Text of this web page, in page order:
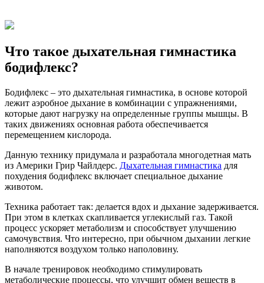
Что такое дыхательная гимнастика
бодифлекс?
Бодифлекс – это дыхательная гимнастика, в основе которой
лежит аэробное дыхание в комбинации с упражнениями,
которые дают нагрузку на определенные группы мышцы. В
таких движениях основная работа обеспечивается
перемещением кислорода.
Данную технику придумала и разработала многодетная мать
из Америки Грир Чайлдерс. Дыхательная гимнастика для
похудения бодифлекс включает специальное дыхание
животом.
Техника работает так: делается вдох и дыхание задерживается.
При этом в клетках скапливается углекислый газ. Такой
процесс ускоряет метаболизм и способствует улучшению
самочувствия. Что интересно, при обычном дыхании легкие
наполняются воздухом только наполовину.
В начале тренировок необходимо стимулировать
метаболические процессы, что улучшит обмен веществ в